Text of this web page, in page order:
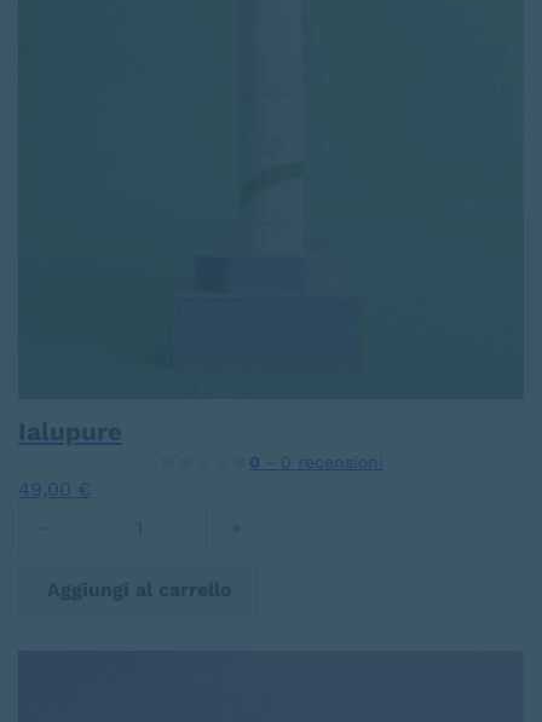
Ialupure
0 - 0 recensioni
49,00 €